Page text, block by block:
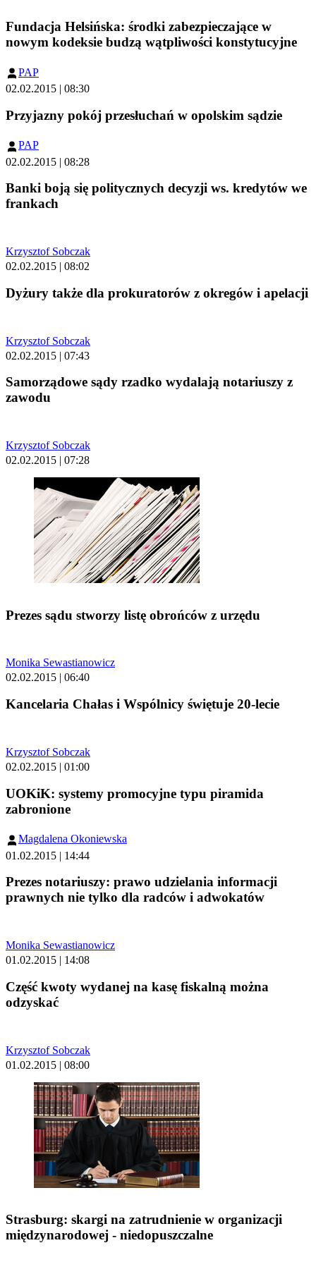
Fundacja Helsińska: środki zabezpieczające w
nowym kodeksie budzą wątpliwości konstytucyjne
PAP
02.02.2015 | 08:30
Przyjazny pokój przesłuchań w opolskim sądzie
PAP
02.02.2015 | 08:28
Banki boją się politycznych decyzji ws. kredytów we
frankach
Krzysztof Sobczak
02.02.2015 | 08:02
Dyżury także dla prokuratorów z okregów i apelacji
Krzysztof Sobczak
02.02.2015 | 07:43
Samorządowe sądy rzadko wydalają notariuszy z
zawodu
Krzysztof Sobczak
02.02.2015 | 07:28
Prezes sądu stworzy listę obrońców z urzędu
Monika Sewastianowicz
02.02.2015 | 06:40
Kancelaria Chałas i Wspólnicy świętuje 20-lecie
Krzysztof Sobczak
02.02.2015 | 01:00
UOKiK: systemy promocyjne typu piramida
zabronione
Magdalena Okoniewska
01.02.2015 | 14:44
Prezes notariuszy: prawo udzielania informacji
prawnych nie tylko dla radców i adwokatów
Monika Sewastianowicz
01.02.2015 | 14:08
Część kwoty wydanej na kasę fiskalną można
odzyskać
Krzysztof Sobczak
01.02.2015 | 08:00
Strasburg: skargi na zatrudnienie w organizacji
międzynarodowej - niedopuszczalne